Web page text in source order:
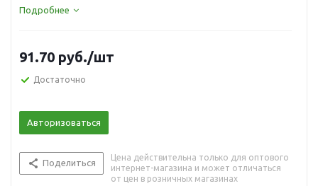
Подробнее
91.70 руб./шт
Достаточно
Авторизоваться
Поделиться
Цена действительна только для оптового
интернет-магазина и может отличаться
от цен в розничных магазинах